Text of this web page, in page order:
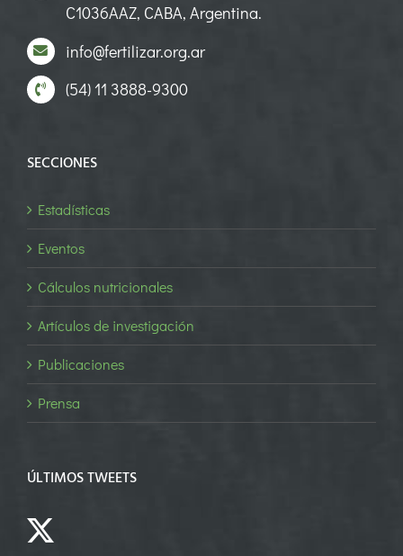
C1036AAZ, CABA, Argentina.
info@fertilizar.org.ar
(54) 11 3888-9300
SECCIONES
Estadísticas
Eventos
Cálculos nutricionales
Artículos de investigación
Publicaciones
Prensa
ÚLTIMOS TWEETS